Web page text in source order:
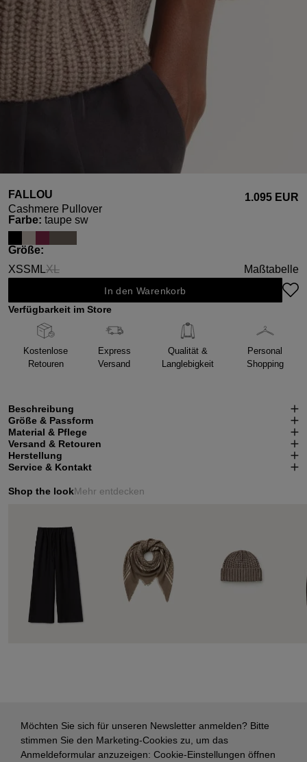
FALLOU
Cashmere Pullover
1.095 EUR
Farbeauswählen
: taupe sw
Größeauswählen
:
XSSM LXL
(Diese Option ist zurzeit nicht verfügbar.)
Maßtabelle
In den Warenkorb
Verfügbarkeit im Store
Kostenlose
Retouren
Express
Versand
Qualität &
Langlebigkeit
Personal
Shopping
Beschreibung
Größe & Passform
Material & Pflege
Versand & Retouren
Herstellung
Service & Kontakt
Shop the lookMehr entdecken
Möchten Sie sich für unseren Newsletter anmelden? Bitte
stimmen Sie den Marketing-Cookies zu, um das
Anmeldeformular anzuzeigen: Cookie-Einstellungen öffnen